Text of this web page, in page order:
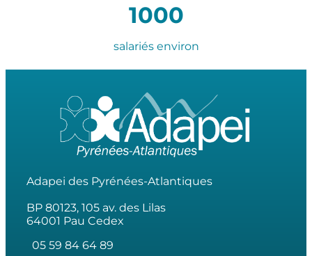
1000
salariés environ
Adapei des Pyrénées-Atlantiques
BP 80123, 105 av. des Lilas
64001 Pau Cedex
05 59 84 64 89